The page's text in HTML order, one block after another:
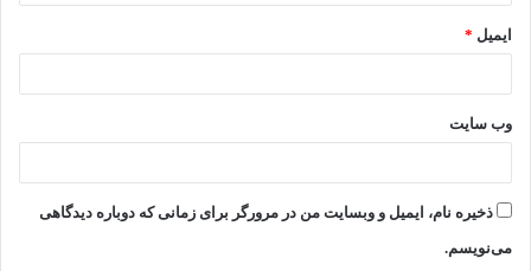
ایمیل *
وب‌ سایت
ذخیره نام، ایمیل و وبسایت من در مرورگر برای زمانی که دوباره دیدگاهی
می‌نویسم.